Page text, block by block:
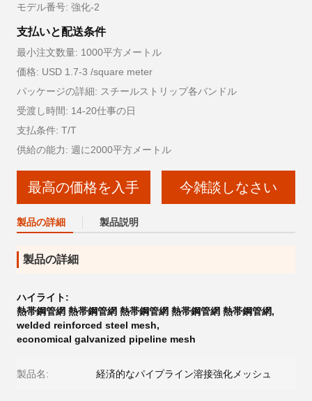
モデル番号: 強化-2
支払いと配送条件
最小注文数量: 1000平方メートル
価格: USD 1.7-3 /square meter
パッケージの詳細: スチールストリップ各バンドル
受渡し時間: 14-20仕事の日
支払条件: T/T
供給の能力: 週に2000平方メートル
最高の価格を入手 今雑談しなさい
製品の詳細 製品説明
製品の詳細
ハイライト:
熱帯鋼管網 熱帯鋼管網 熱帯鋼管網 熱帯鋼管網 熱帯鋼管網,
welded reinforced steel mesh,
economical galvanized pipeline mesh
製品名: 経済的なパイプライン溶接強化メッシュ